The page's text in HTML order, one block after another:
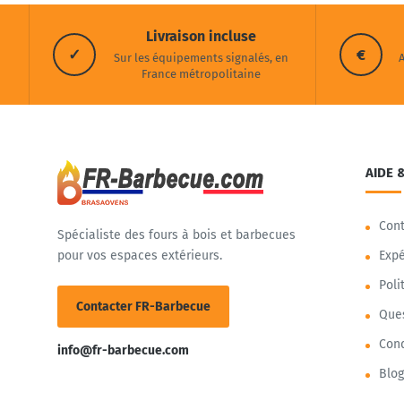
✓
Livraison incluse
Sur les équipements signalés, en
France métropolitaine
€
Spécialiste des fours à bois et barbecues
pour vos espaces extérieurs.
Contacter FR-Barbecue
info@fr-barbecue.com
AIDE
Blog